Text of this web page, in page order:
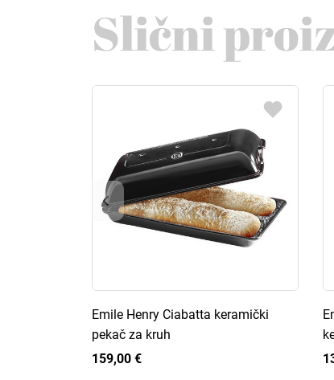
Slični
Emile Henry Ciabatta keramički
pekač za kruh
159,00 €